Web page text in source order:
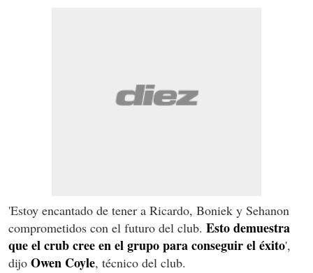
'Estoy encantado de tener a Ricardo, Boniek y Sehanon
comprometidos con el futuro del club. Esto demuestra
que el crub cree en el grupo para conseguir el éxito',
dijo Owen Coyle, técnico del club.